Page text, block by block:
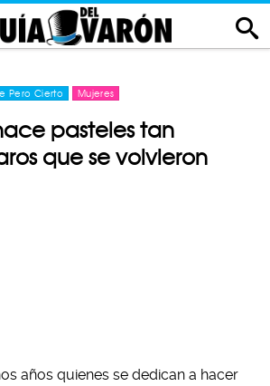
Pero Cierto Mujeres
pasteles tan
que se volvieron
años quienes se dedican a hacer